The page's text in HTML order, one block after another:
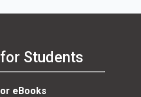
Students
eBooks